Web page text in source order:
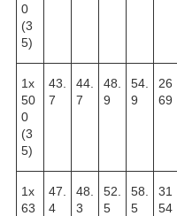
0
(3
5)
1х
50
0
(3
5)
43.
7
44.
7
48.
9
54.
9
26
69
1х
63
47.
4
48.
3
52.
5
58.
5
31
54